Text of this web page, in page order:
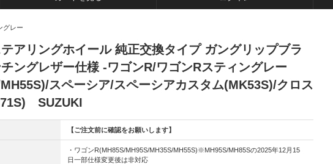
グレー
アリングホイール 純正交換タイプ ガングリップブラ
ングレザー仕様 -ワゴンR/ワゴンRスティングレー
スペーシア/スペーシアカスタム(MK53S)/クロス
SUZUKI
【ご注文前に確認をお願いします】
・ワゴンR(MH85S/MH95S/MH35S/MH55S)※MH95S/MH85Sの2025年12月15
日一部仕様変更後は非対応